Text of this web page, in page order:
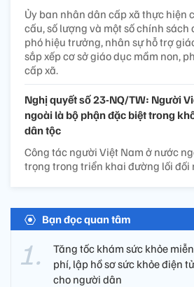
Ủy ban nhân dân cấp xã thực hiện
cấu, số lượng và một số chính
phó hiệu trưởng, nhân sự hỗ trợ
sắp xếp cơ sở giáo dục mầm non,
cấp xã.
Nghị quyết số 23-NQ/TW: Người
ngoài là bộ phận đặc biệt trong
dân tộc
Công tác người Việt Nam ở nước
trọng trong triển khai đường lối đối
Bạn đọc quan tâm
Tăng tốc khám sức khỏe miễn
phí, lập hồ sơ sức khỏe điện tử
cho người dân